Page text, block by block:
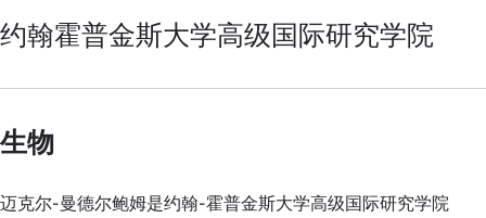
约翰霍普金斯大学高级国际研究学院
生物
迈克尔-曼德尔鲍姆是约翰-霍普金斯大学高级国际研究学院